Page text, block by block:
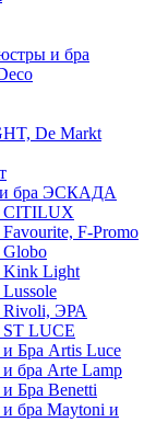
и бра
De Markt
бра ЭСКАДА
F-Promo
Light
ЭРА
LUCE
Бра Artis Luce
бра Arte Lamp
Бра Benetti
бра Maytoni и